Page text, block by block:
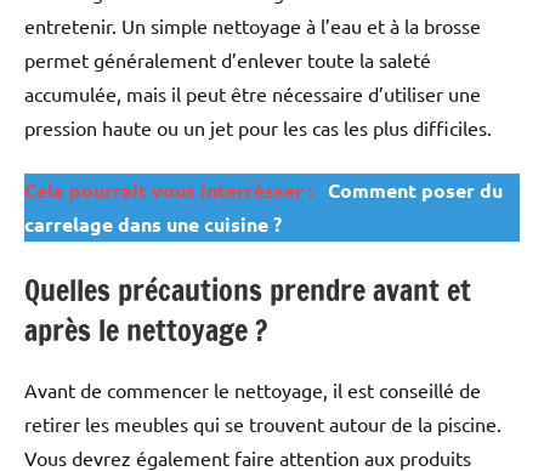
entretenir. Un simple nettoyage à l’eau et à la brosse
permet généralement d’enlever toute la saleté
accumulée, mais il peut être nécessaire d’utiliser une
pression haute ou un jet pour les cas les plus difficiles.
Cela pourrait vous interrésser : Comment poser du
carrelage dans une cuisine ?
Quelles précautions prendre avant et
après le nettoyage ?
Avant de commencer le nettoyage, il est conseillé de
retirer les meubles qui se trouvent autour de la piscine.
Vous devrez également faire attention aux produits